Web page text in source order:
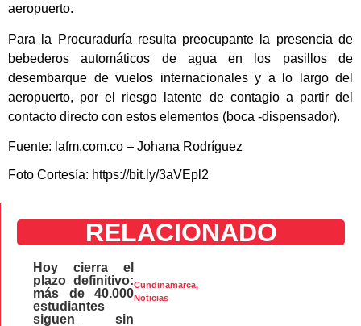
aeropuerto.
Para la Procuraduría resulta preocupante la presencia de
bebederos automáticos de agua en los pasillos de
desembarque de vuelos internacionales y a lo largo del
aeropuerto, por el riesgo latente de contagio a partir del
contacto directo con estos elementos (boca -dispensador).
Fuente: lafm.com.co – Johana Rodríguez
Foto Cortesía: https://bit.ly/3aVEpl2
RELACIONADO
Cundinamarca,
Noticias
Hoy cierra el
plazo definitivo:
más de 40.000
estudiantes
siguen sin